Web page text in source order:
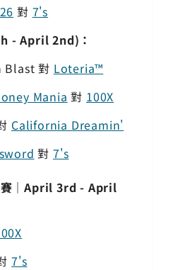
對 7's
- April 2nd)：
Blast 對 Loteria™
Mania 對 100X
California Dreamin'
對7's
賽｜April 3rd - April
7's